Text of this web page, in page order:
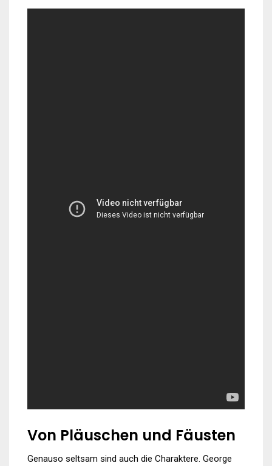
Von Pläuschen und Fäusten
Genauso seltsam sind auch die Charaktere. George